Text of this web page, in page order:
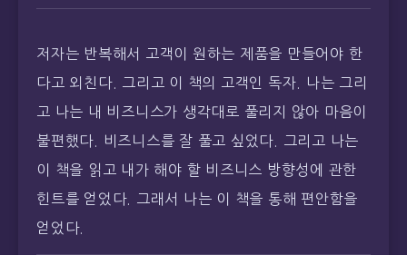
저자는 반복해서 고객이 원하는 제품을 만들어야 한
다고 외친다. 그리고 이 책의 고객인 독자. 나는 그리
고 나는 내 비즈니스가 생각대로 풀리지 않아 마음이
불편했다. 비즈니스를 잘 풀고 싶었다. 그리고 나는
이 책을 읽고 내가 해야 할 비즈니스 방향성에 관한
힌트를 얻었다. 그래서 나는 이 책을 통해 편안함을
얻었다.